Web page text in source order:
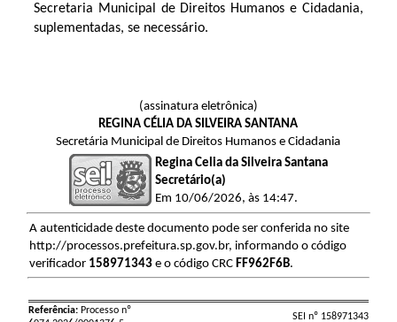
Secretaria Municipal de Direitos Humanos e Cidadania,
suplementadas, se necessário.
(assinatura eletrônica)
REGINA CÉLIA DA SILVEIRA SANTANA
Secretária Municipal de Direitos Humanos e Cidadania
Regina Celia da Silveira Santana
Secretário(a)
Em 10/06/2026, às 14:47.
A autenticidade deste documento pode ser conferida no site
http://processos.prefeitura.sp.gov.br, informando o código
verificador 158971343e o código CRC FF962F6B.
Referência:Processo nº
SEI nº 158971343